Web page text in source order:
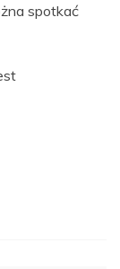
spotkać